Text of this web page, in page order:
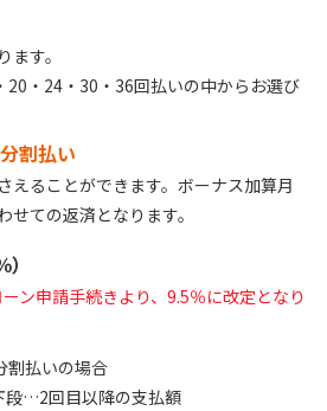
す。
・24・30・36回払いの中からお選び
割払い
えることができます。ボーナス加算月
せての返済となります。
ン申請手続きより、9.5％に改定となり
割払いの場合
…2回目以降の支払額